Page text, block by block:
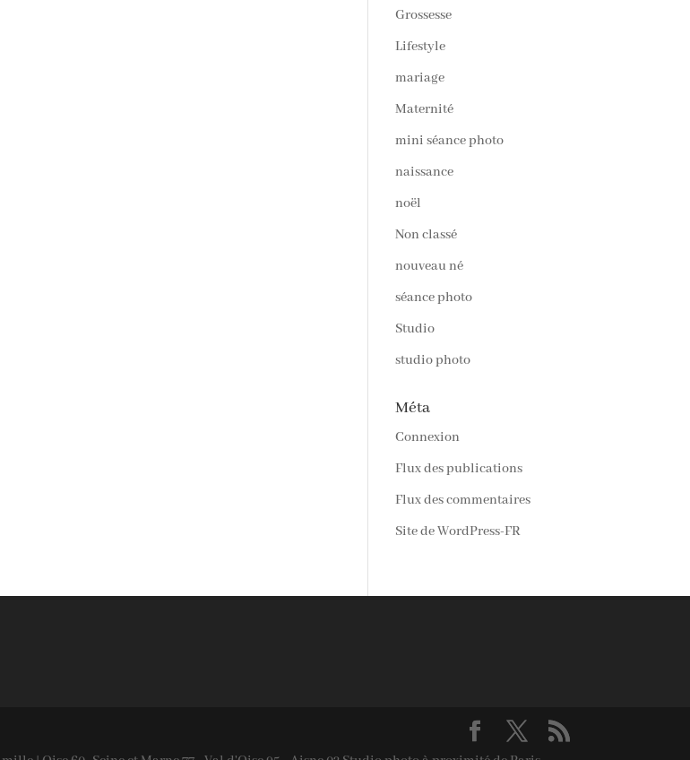
Grossesse
Lifestyle
mariage
Maternité
mini séance photo
naissance
noël
Non classé
nouveau né
séance photo
Studio
studio photo
Méta
Connexion
Flux des publications
Flux des commentaires
Site de WordPress-FR